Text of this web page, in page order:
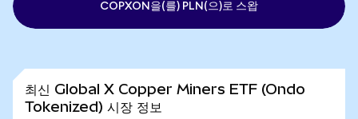
COPXON을(를) PLN(으)로 스왑
최신 Global X Copper Miners ETF (Ondo
Tokenized) 시장 정보